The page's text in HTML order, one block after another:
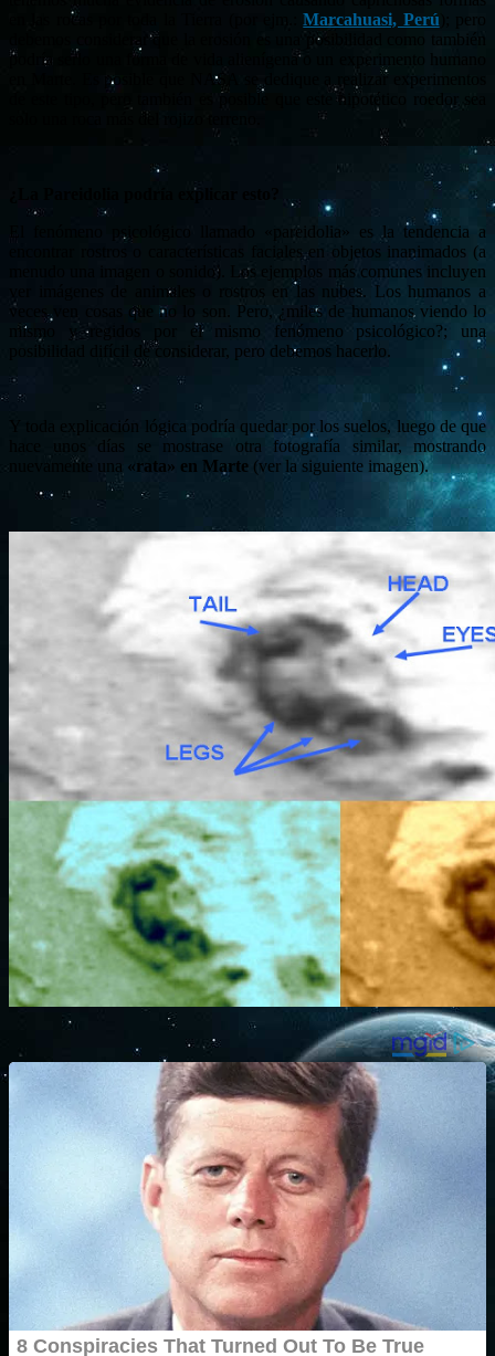
en las rocas por toda la Tierra (por ejm.:Marcahuasi, Perú
debemos considerar que la erosión es una posibilidad como también
podría serlo una forma de vida alienígena o un experimento humano
en Marte. Es posible que NASA se dedique a realizar experimentos
de este tipo, pero también es posible que este hipotético roedor sea
solo una roca más del rojizo terreno.
¿La Pareidolia podría explicar esto?
El fenómeno psicológico llamado «pareidolia» es la tendencia a
encontrar rostros o características faciales en objetos inanimados (a
menudo una imagen o sonido).
Los ejemplos más comunes incluyen
ver imágenes de animales o rostros en las nubes. Los humanos a
veces ven cosas que no lo son. Pero, ¿miles de humanos viendo lo
mismo y regidos por el mismo fenómeno psicológico?; una
posibilidad difícil de considerar, pero debemos hacerlo.
Y toda explicación lógica podría quedar por los suelos, luego de que
hace unos días se mostrase otra fotografía similar, mostrando
nuevamente una «rata» en Marte (ver la siguiente imagen).